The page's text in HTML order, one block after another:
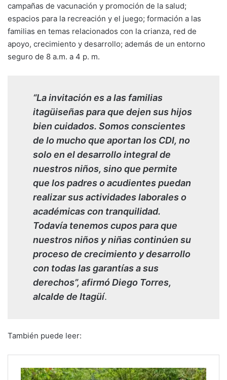
campañas de vacunación y promoción de la salud;
espacios para la recreación y el juego; formación a las
familias en temas relacionados con la crianza, red de
apoyo, crecimiento y desarrollo; además de un entorno
seguro de 8 a.m. a 4 p. m.
“La invitación es a las familias
itagüiseñas para que dejen sus hijos
bien cuidados. Somos conscientes
de lo mucho que aportan los CDI, no
solo en el desarrollo integral de
nuestros niños, sino que permite
que los padres o acudientes puedan
realizar sus actividades laborales o
académicas con tranquilidad.
Todavía tenemos cupos para que
nuestros niños y niñas continúen su
proceso de crecimiento y desarrollo
con todas las garantías a sus
derechos”, afirmó Diego Torres,
alcalde de Itagüí.
También puede leer: